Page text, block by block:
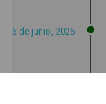
6 de junio, 2026